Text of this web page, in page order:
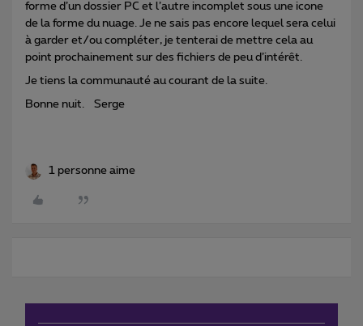
forme d’un dossier PC et l’autre incomplet sous une icone
de la forme du nuage. Je ne sais pas encore lequel sera celui
à garder et/ou compléter, je tenterai de mettre cela au
point prochainement sur des fichiers de peu d’intérêt.
Je tiens la communauté au courant de la suite.
Bonne nuit. Serge
1 personne aime